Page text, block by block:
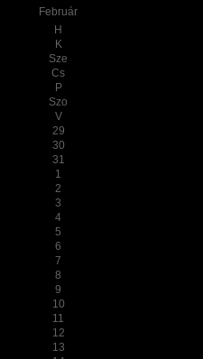
Február
H
K
Sze
Cs
P
Szo
V
29
30
31
1
2
3
4
5
6
7
8
9
10
11
12
13